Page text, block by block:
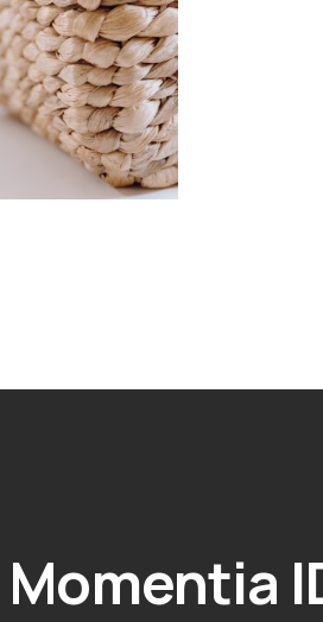
Momentia